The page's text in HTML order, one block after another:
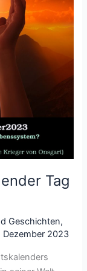
Tag
Geschichten,
Dezember 2023